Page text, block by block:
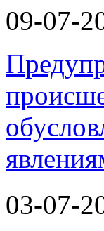
09-07-
03-07-